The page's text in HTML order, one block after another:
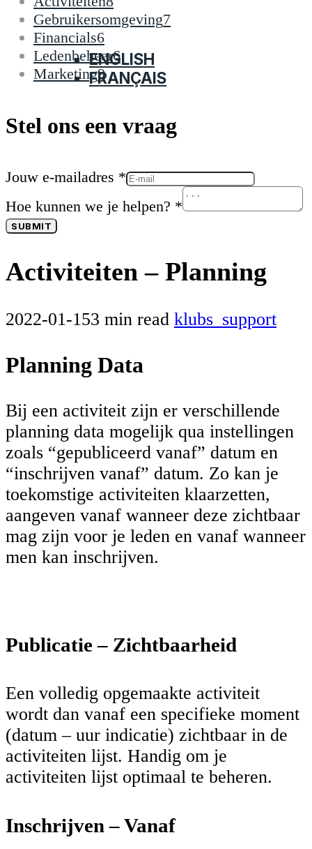
NAAR KLUBS.BE
NEDERLANDS
ENGLISH
FRANÇAIS
Gebruikersomgeving7
Financials6
Ledenbeheer6
Marketing9
Stel ons een vraag
Jouw e-mailadres *
Hoe kunnen we je helpen? *
SUBMIT
Activiteiten – Planning
2022-01-153 min read klubs_support
Planning Data
Bij een activiteit zijn er verschillende
planning data mogelijk qua instellingen
zoals “gepubliceerd vanaf” datum en
“inschrijven vanaf” datum. Zo kan je
toekomstige activiteiten klaarzetten,
aangeven vanaf wanneer deze zichtbaar
mag zijn voor je leden en vanaf wanneer
men kan inschrijven.
Publicatie – Zichtbaarheid
Een volledig opgemaakte activiteit
wordt dan vanaf een specifieke moment
(datum – uur indicatie) zichtbaar in de
activiteiten lijst. Handig om je
activiteiten lijst optimaal te beheren.
Inschrijven – Vanaf